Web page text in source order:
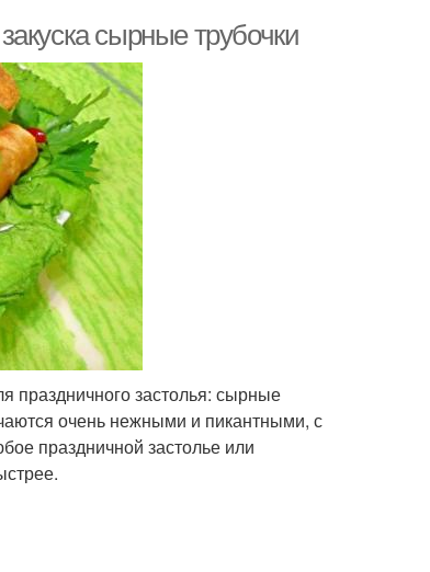
сырные трубочки
праздничного застолья: сырные
очень нежными и пикантными, с
праздничной застолье или